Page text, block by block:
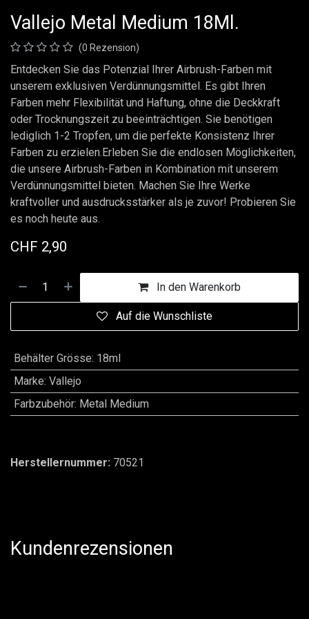
Vallejo Metal Medium 18Ml.
(0 Rezension)
Entdecken Sie das Potenzial Ihrer Airbrush-Farben mit
unserem exklusiven Verdünnungsmittel. Es gibt Ihren
Farben mehr Flexibilität und Haftung, ohne die Deckkraft
oder Trocknungszeit zu beeinträchtigen. Sie benötigen
lediglich 1-2 Tropfen, um die perfekte Konsistenz Ihrer
Farben zu erzielen.Erleben Sie die endlosen Möglichkeiten,
die unsere Airbrush-Farben in Kombination mit unserem
Verdünnungsmittel bieten. Machen Sie Ihre Werke
kraftvoller und ausdrucksstärker als je zuvor! Probieren Sie
es noch heute aus.
CHF 2,90
In den Warenkorb
Auf die Wunschliste
Behälter Grösse: 18ml
Marke: Vallejo
Farbzubehör: Metal Medium
Herstellernummer: 70521
Kundenrezensionen